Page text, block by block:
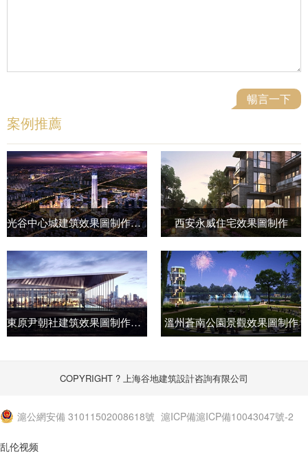
案例推薦
光谷中心城建筑效果圖制作方案 西安永威住宅效果圖制作
東原尹朝社建筑效果圖制作方案 溫州蒼南公園景觀效果圖制作
COPYRIGHT ? 上海谷地建筑設計咨詢有限公司
滬公網安備 31011502008618號 滬ICP備滬ICP備10043047號-2
乱伦视频